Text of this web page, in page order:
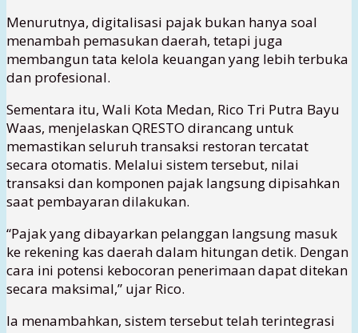
Menurutnya, digitalisasi pajak bukan hanya soal
menambah pemasukan daerah, tetapi juga
membangun tata kelola keuangan yang lebih terbuka
dan profesional.
Sementara itu, Wali Kota Medan, Rico Tri Putra Bayu
Waas, menjelaskan QRESTO dirancang untuk
memastikan seluruh transaksi restoran tercatat
secara otomatis. Melalui sistem tersebut, nilai
transaksi dan komponen pajak langsung dipisahkan
saat pembayaran dilakukan.
“Pajak yang dibayarkan pelanggan langsung masuk
ke rekening kas daerah dalam hitungan detik. Dengan
cara ini potensi kebocoran penerimaan dapat ditekan
secara maksimal,” ujar Rico.
Ia menambahkan, sistem tersebut telah terintegrasi